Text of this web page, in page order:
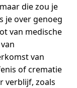
die zou je
je over genoeg
van medische
van
of crematie
verblijf, zoals